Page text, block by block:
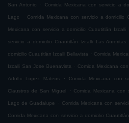
San Antonio . Comida Mexicana con servicio a
Lago . Comida Mexicana con servicio a domicilio
Mexicana con servicio a domicilio Cuautitlán Izcalli
servicio a domicilio Cuautitlán Izcalli Las Auroritas
domicilio Cuautitlán Izcalli Bellavista . Comida
Izcalli San Jose Buenavista . Comida Mexicana
Adolfo Lopez Mateos . Comida Mexicana con
Claustros de San Miguel . Comida Mexicana con
Lago de Guadalupe . Comida Mexicana con
Comida Mexicana con servicio a domicilio